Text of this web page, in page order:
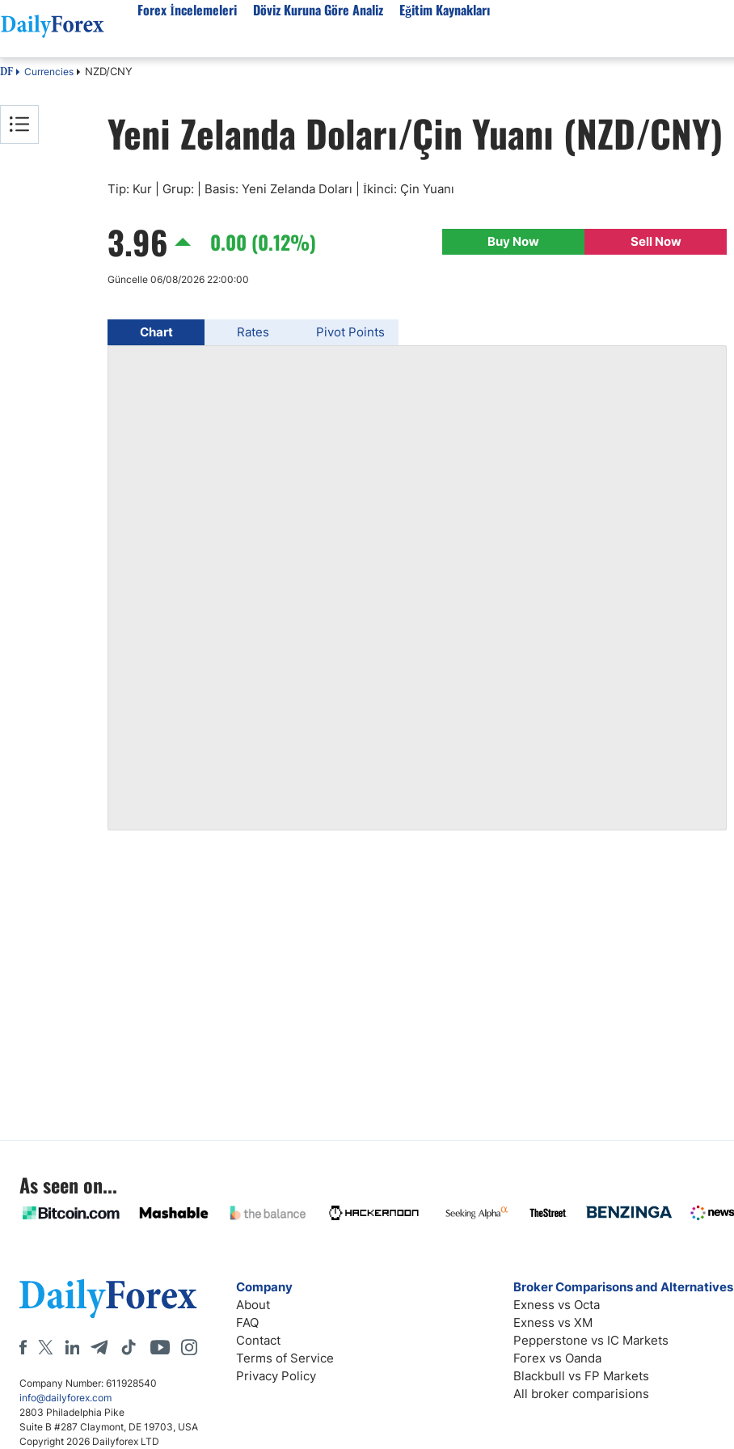
Forex İncelemeleri
Forex Firmaları
SPK Lisanslı Forex
Forex Sinyalleri
Forex Kursları
Türkiye Finans Haberleri
Teknik Analiz
Detaylı Teknik Analizler
Döviz Kuruna Göre Analiz
EUR-USD
GBP-USD
USD-CAD
Eğitim Kaynakları
Forex Eğitimi
Ekonomik Sözlük
İslami Forex
Forex Düzenlemeler
DF Currencies NZD/CNY
Yeni Zelanda Doları/Çin Yuanı (NZD/CNY)
Tip: Kur | Grup: | Basis: Yeni Zelanda Doları | İkinci: Çin Yuanı
3.96 0.00 (0.12%) Buy Now Sell Now
Güncelle 06/08/2026 22:00:00
Chart Rates Pivot Points
As seen on...
Company Number: 611928540
info@dailyforex.com
2803 Philadelphia Pike
Suite B #287 Claymont, DE 19703, USA
Copyright 2026 Dailyforex LTD
Company
About
FAQ
Contact
Terms of Service
Privacy Policy
Broker Comparisons and Alternatives
Exness vs Octa
Exness vs XM
Pepperstone vs IC Markets
Forex vs Oanda
Blackbull vs FP Markets
All broker comparisions